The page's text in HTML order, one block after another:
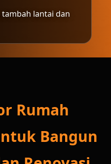
lantai dan
Rumah
Bangun